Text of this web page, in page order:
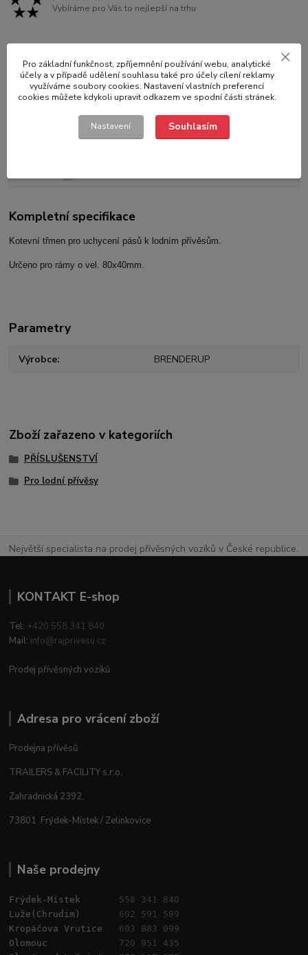
Vybíráme pro Vás to nejlepší na trhu
Kompletní specifikace
Kompletní specifikace
Kotevní třmen pro uchycení pásů k lodním přívěsům.
Určeno pro rámy o vel. 80x40mm.
Parametry
Výrobce BRENDERUP
Zboží zařazeno v kategoriích
PŘÍSLUŠENSTVÍ
Pro lodní přívěsy
Největší specialista na prodej přívěsných vozíků v České republice.
KONTAKT E-shop
Tel: +420 558 341 840
Mail: info@rajprivesu.cz
Prodej přívěsných vozíků
Adresa pro vrácení zboží
Prodejna přívěsů
TRAILERS & FACILITY s.r.o.
Zahradnická 2392,
73801 Frýdek-Místek / Zelinkovice
Naše prodejny
Frýdek-Místek 558 341 840
Luže(Chrudim) 602 591 589
Kropáčova Vrutice 603 883 099
Olomouc 720 951 435
Pro základní funkčnost, zpříjemnění používání webu, analytické
účely a v případě udělení souhlasu také pro účely cílení reklamy
využíváme soubory cookies. Nastavení vlastních preferencí
cookies můžete kdykoli upravit odkazem ve spodní části stránek.
Nastavení Souhlasím